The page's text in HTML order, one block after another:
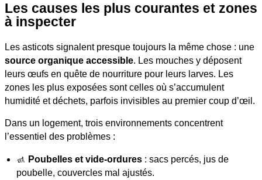
Les causes les plus courantes et zones
à inspecter
Les asticots signalent presque toujours la même chose : une
source organique accessible. Les mouches y déposent
leurs œufs en quête de nourriture pour leurs larves. Les
zones les plus exposées sont celles où s’accumulent
humidité et déchets, parfois invisibles au premier coup d’œil.
Dans un logement, trois environnements concentrent
l’essentiel des problèmes :
🚮 Poubelles et vide-ordures : sacs percés, jus de
poubelle, couvercles mal ajustés.